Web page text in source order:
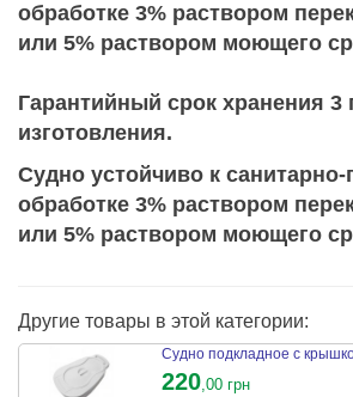
обработке 3% раствором
или 5% раствором моющего
Гарантийный срок хранения 3
изготовления.
Судно устойчиво к санитарно-
обработке 3% раствором
или 5% раствором моющего
Другие товары в этой категории:
Судно подкладное с
220,00 грн